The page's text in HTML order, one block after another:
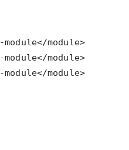
  <module>pro04-maven-module</module>
  <module>pro05-maven-module</module>
  <module>pro06-maven-module</module>